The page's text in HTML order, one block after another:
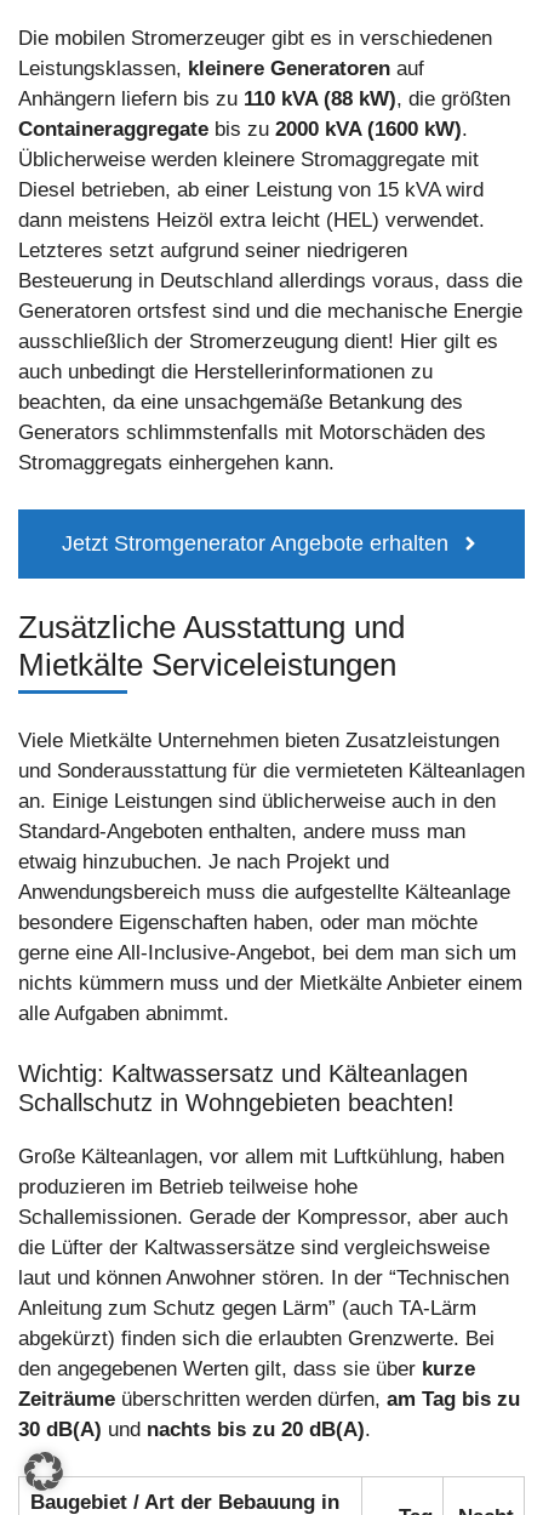
Die mobilen Stromerzeuger gibt es in verschiedenen
Leistungsklassen, kleinere Generatoren auf
Anhängern liefern bis zu 110 kVA (88 kW), die größten
Containeraggregate bis zu 2000 kVA (1600 kW).
Üblicherweise werden kleinere Stromaggregate mit
Diesel betrieben, ab einer Leistung von 15 kVA wird
dann meistens Heizöl extra leicht (HEL) verwendet.
Letzteres setzt aufgrund seiner niedrigeren
Besteuerung in Deutschland allerdings voraus, dass die
Generatoren ortsfest sind und die mechanische Energie
ausschließlich der Stromerzeugung dient! Hier gilt es
auch unbedingt die Herstellerinformationen zu
beachten, da eine unsachgemäße Betankung des
Generators schlimmstenfalls mit Motorschäden des
Stromaggregats einhergehen kann.
Jetzt Stromgenerator Angebote erhalten
Zusätzliche Ausstattung und
Mietkälte Serviceleistungen
Viele Mietkälte Unternehmen bieten Zusatzleistungen
und Sonderausstattung für die vermieteten Kälteanlagen
an. Einige Leistungen sind üblicherweise auch in den
Standard-Angeboten enthalten, andere muss man
etwaig hinzubuchen. Je nach Projekt und
Anwendungsbereich muss die aufgestellte Kälteanlage
besondere Eigenschaften haben, oder man möchte
gerne eine All-Inclusive-Angebot, bei dem man sich um
nichts kümmern muss und der Mietkälte Anbieter einem
alle Aufgaben abnimmt.
Wichtig: Kaltwassersatz und Kälteanlagen
Schallschutz in Wohngebieten beachten!
Große Kälteanlagen, vor allem mit Luftkühlung, haben
produzieren im Betrieb teilweise hohe
Schallemissionen. Gerade der Kompressor, aber auch
die Lüfter der Kaltwassersätze sind vergleichsweise
laut und können Anwohner stören. In der “Technischen
Anleitung zum Schutz gegen Lärm” (auch TA-Lärm
abgekürzt) finden sich die erlaubten Grenzwerte. Bei
den angegebenen Werten gilt, dass sie über kurze
Zeiträume überschritten werden dürfen, am Tag bis zu
30 dB(A) und nachts bis zu 20 dB(A).
Baugebiet / Art der Bebauung in